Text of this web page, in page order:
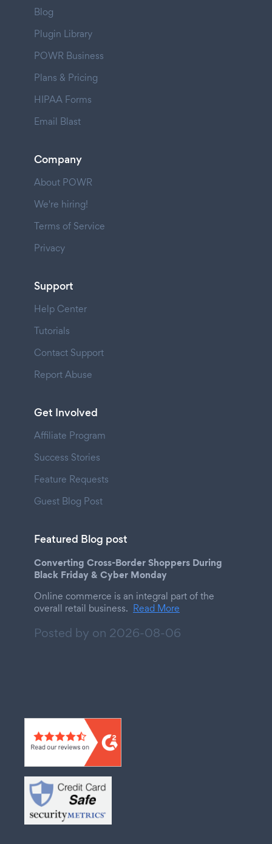
Blog
Plugin Library
POWR Business
Plans & Pricing
HIPAA Forms
Email Blast
Company
About POWR
We're hiring!
Terms of Service
Privacy
Support
Help Center
Tutorials
Contact Support
Report Abuse
Get Involved
Affiliate Program
Success Stories
Feature Requests
Guest Blog Post
Featured Blog post
Converting Cross-Border Shoppers During
Black Friday & Cyber Monday
Online commerce is an integral part of the
overall retail business. Read More
Posted by on 2026-08-06